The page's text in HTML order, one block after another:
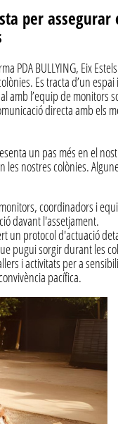
per
PDA BULLYING, Eix
Es tracta d’un
l’equip de monitors
directa amb els
un pas més en el
nostres colònies.
monitors, coordinadors i
davant l'assetjament.
un protocol d'actuació
pugui sorgir durant les
i activitats per a
pacífica.